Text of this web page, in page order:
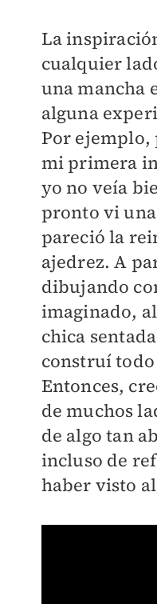
La
cualquier
una mancha
alguna
Por ejemplo,
mi primera
yo no veía
pronto vi
pareció la
ajedrez. A
dibujando
imaginado,
chica
construí
Entonces,
de muchos
de algo tan
incluso de
haber visto